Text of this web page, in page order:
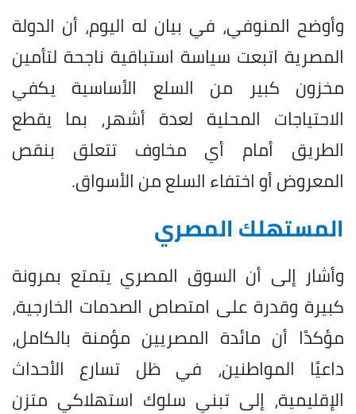
وأوضح المنوفي، في بيان له اليوم، أن الدولة
المصرية اتبعت سياسة استباقية ناجحة لتأمين
مخزون كبير من السلع الأساسية يكفي
الاحتياجات المحلية لعدة أشهر، بما يقطع
الطريق أمام أي مخاوف تتعلق بنقص
المعروض أو اختفاء السلع من الأسواق.
المستهلك المصري
وأشار إلى أن السوق المصري يتمتع بمرونة
كبيرة وقدرة على امتصاص الصدمات الخارجية،
مؤكدًا أن مائدة المصريين مؤمنة بالكامل،
داعيًا المواطنين، في ظل تسارع الأحداث
الإقليمية، إلى تبني سلوك استهلاكي متزن